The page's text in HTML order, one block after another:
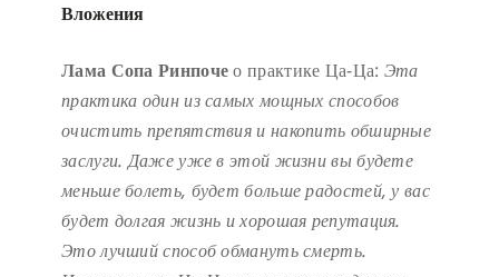
Вложения
Лама Сопа Ринпочео практике Ца-Ца: Эта
практика один из самых мощных способов
очистить препятствия и накопить обширные
заслуги. Даже уже в этой жизни вы будете
меньше болеть, будет больше радостей, у вас
будет долгая жизнь и хорошая репутация.
Это лучший способ обмануть смерть.